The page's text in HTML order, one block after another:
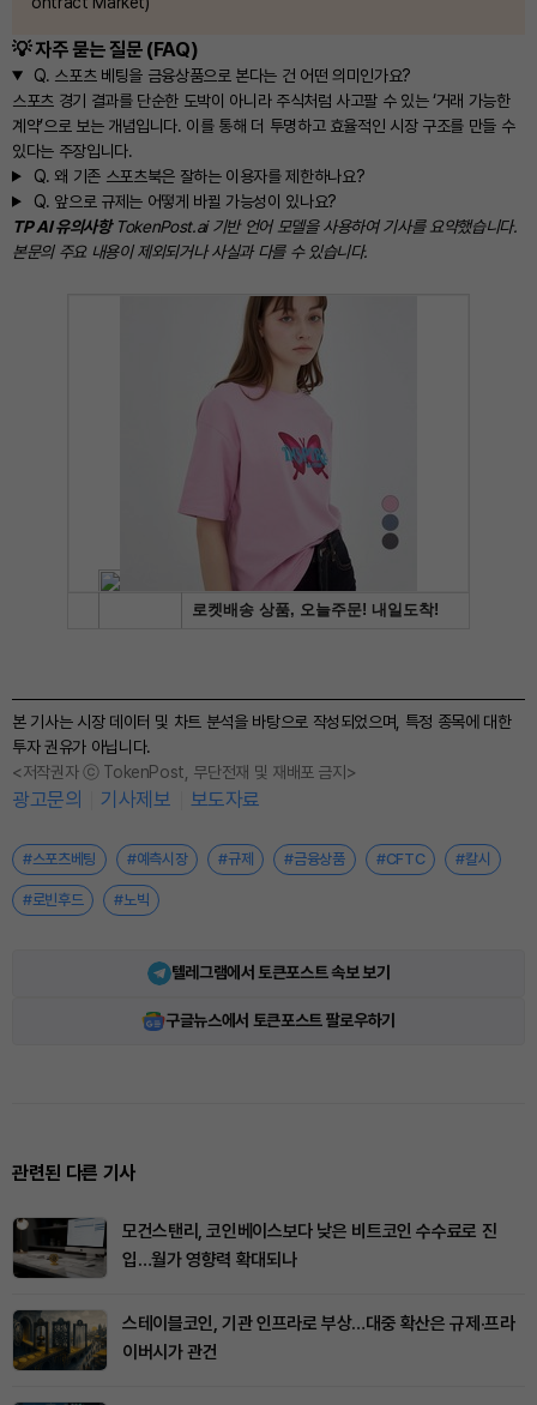
💡 자주 묻는 질문 (FAQ)
Q. 스포츠 베팅을 금융상품으로 본다는 건 어떤 의미인가요?
스포츠 경기 결과를 단순한 도박이 아니라 주식처럼 사고팔 수 있는 ‘거래 가능한
계약’으로 보는 개념입니다. 이를 통해 더 투명하고 효율적인 시장 구조를 만들 수
있다는 주장입니다.
Q. 왜 기존 스포츠북은 잘하는 이용자를 제한하나요?
Q. 앞으로 규제는 어떻게 바뀔 가능성이 있나요?
TP AI 유의사항TokenPost.ai 기반 언어 모델을 사용하여 기사를 요약했습니다.
본문의 주요 내용이 제외되거나 사실과 다를 수 있습니다.
본 기사는 시장 데이터 및 차트 분석을 바탕으로 작성되었으며, 특정 종목에 대한
투자 권유가 아닙니다.
<저작권자 ⓒ TokenPost, 무단전재 및 재배포 금지>
광고문의 기사제보 보도자료
#스포츠베팅 #예측시장 #규제 #금융상품 #CFTC #칼시
#로빈후드 #노빅
텔레그램에서 토큰포스트 속보 보기
구글뉴스에서 토큰포스트 팔로우하기
관련된 다른 기사
모건스탠리, 코인베이스보다 낮은 비트코인 수수료로 진
입…월가 영향력 확대되나
스테이블코인, 기관 인프라로 부상…대중 확산은 규제·프라
이버시가 관건